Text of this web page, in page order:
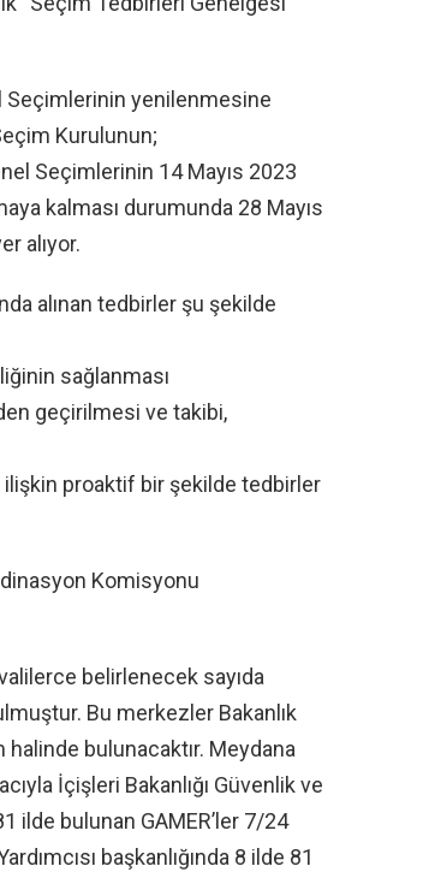
Seçimlerinin yenilenmesine
Kurulunun;
Seçimlerinin 14 Mayıs 2023
kalması durumunda 28 Mayıs
alıyor.
alınan tedbirler şu şekilde
sağlanması
geçirilmesi ve takibi,
proaktif bir şekilde tedbirler
Komisyonu
belirlenecek sayıda
Bu merkezler Bakanlık
bulunacaktır. Meydana
İçişleri Bakanlığı Güvenlik ve
ilde bulunan GAMER’ler 7/24
başkanlığında 8 ilde 81